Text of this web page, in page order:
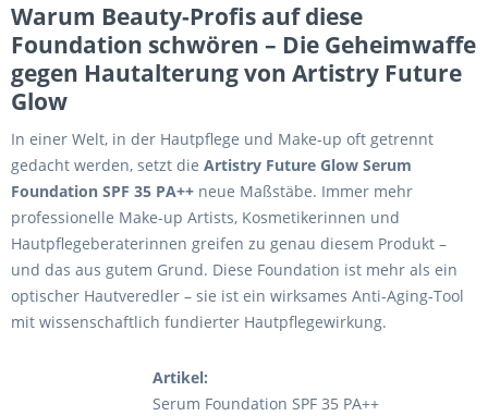
Warum Beauty-Profis auf diese
Foundation schwören – Die Geheimwaffe
gegen Hautalterung von Artistry Future
Glow
In einer Welt, in der Hautpflege und Make-up oft getrennt
gedacht werden, setzt die Artistry Future Glow Serum
Foundation SPF 35 PA++ neue Maßstäbe. Immer mehr
professionelle Make-up Artists, Kosmetikerinnen und
Hautpflegeberaterinnen greifen zu genau diesem Produkt –
und das aus gutem Grund. Diese Foundation ist mehr als ein
optischer Hautveredler – sie ist ein wirksames Anti-Aging-Tool
mit wissenschaftlich fundierter Hautpflegewirkung.
Artikel:
Serum Foundation SPF 35 PA++